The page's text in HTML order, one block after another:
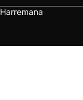
Harremana